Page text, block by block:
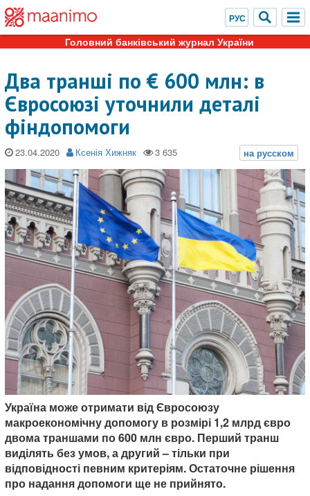
Головний банківський журнал України
Два транші по € 600 млн: в
Євросоюзі уточнили деталі
фіндопомоги
23.04.2020 Ксенія Хижняк
Україна може отримати від Євросоюзу
макроекономічну допомогу в розмірі 1,2 млрд євро
двома траншами по 600 млн євро. Перший транш
виділять без умов, а другий – тільки при
відповідності певним критеріям. Остаточне рішення
про надання допомоги ще не прийнято.